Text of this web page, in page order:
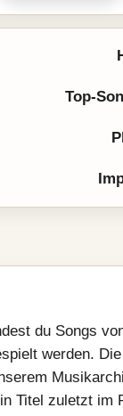
Top-
du Songs
werden.
Titel zuletzt im